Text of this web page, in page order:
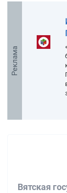
Реклама
Вятская